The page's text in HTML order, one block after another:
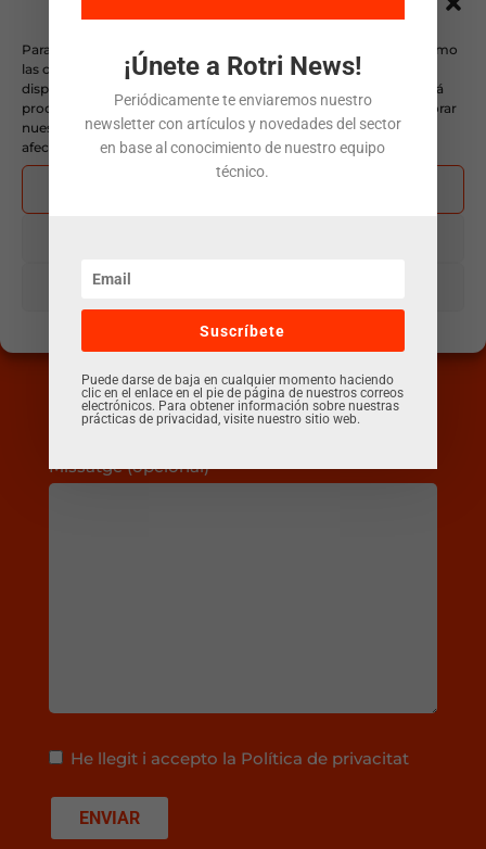
cookies
Para ofrecer las mejores experiencias, utilizamos tecnologías como
las cookies para almacenar y/o acceder a la información del
dispositivo. El consentimiento de estas tecnologías nos permitirá
procesar datos como el comportamiento de navegación y mejorar
nuestra web. No consentir o retirar el consentimiento, puede
afectar negativamente a ciertas características y funciones.
Política de cookiesPolítica de privacitat
Podem ajudar-te?
Nom
Missatge (opcional)
He llegit i accepto la Política de privacitat
¡Únete a Rotri News!
Periódicamente te enviaremos nuestro
newsletter con artículos y novedades del sector
en base al conocimiento de nuestro equipo
técnico.
Suscríbete
Puede darse de baja en cualquier momento haciendo
clic en el enlace en el pie de página de nuestros correos
electrónicos. Para obtener información sobre nuestras
prácticas de privacidad, visite nuestro sitio web.